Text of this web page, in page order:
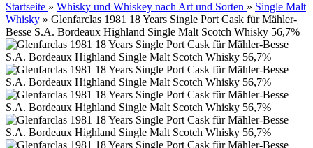
Startseite » Whisky und Whiskey nach Art und Sorten » Single Malt
Whisky » Glenfarclas 1981 18 Years Single Port Cask für Mähler-
Besse S.A. Bordeaux Highland Single Malt Scotch Whisky 56,7%